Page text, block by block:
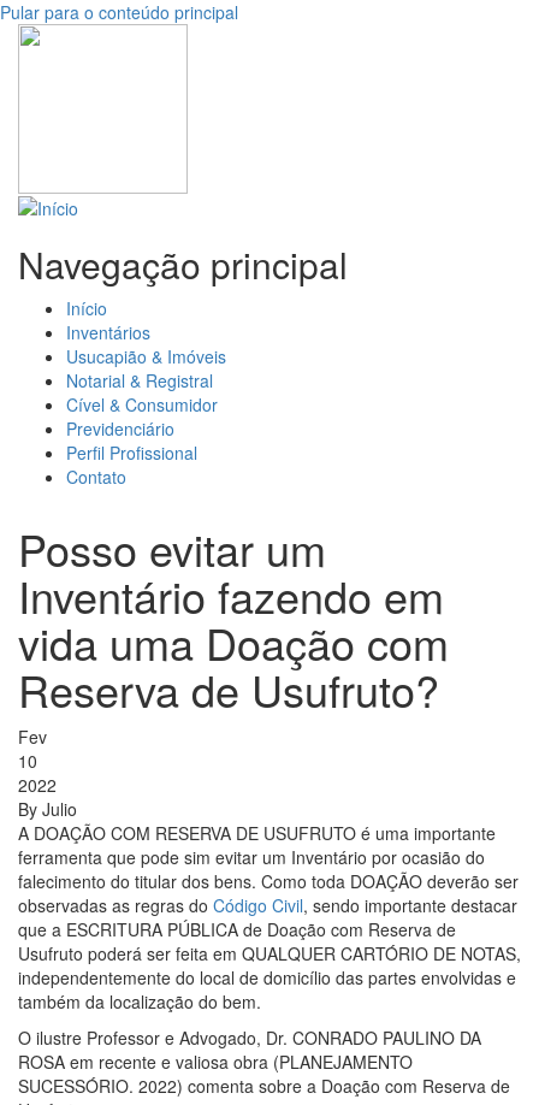
Pular para o conteúdo principal
Navegação principal
Início
Inventários
Usucapião & Imóveis
Notarial & Registral
Cível & Consumidor
Previdenciário
Perfil Profissional
Contato
Posso evitar um
Inventário fazendo em
vida uma Doação com
Reserva de Usufruto?
Fev
10
2022
By Julio
A DOAÇÃO COM RESERVA DE USUFRUTO é uma importante
ferramenta que pode sim evitar um Inventário por ocasião do
falecimento do titular dos bens. Como toda DOAÇÃO deverão ser
observadas as regras do Código Civil, sendo importante destacar
que a ESCRITURA PÚBLICA de Doação com Reserva de
Usufruto poderá ser feita em QUALQUER CARTÓRIO DE NOTAS,
independentemente do local de domicílio das partes envolvidas e
também da localização do bem.⁣
O ilustre Professor e Advogado, Dr. CONRADO PAULINO DA
ROSA em recente e valiosa obra (PLANEJAMENTO
SUCESSÓRIO. 2022) comenta sobre a Doação com Reserva de